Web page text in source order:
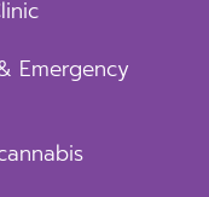
Emergency